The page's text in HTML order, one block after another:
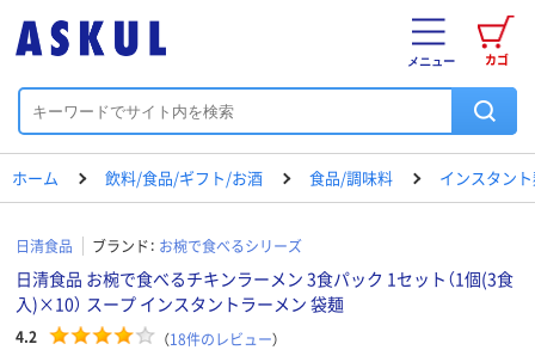
カゴ
メニュー
ホーム 飲料/食品/ギフト/お酒 食品/調味料 インスタン
日清食品 ブランド： お椀で食べるシリーズ
日清食品 お椀で食べるチキンラーメン 3食パック 1セット（1個(3食
入)×10） スープ インスタントラーメン 袋麺
4.2 （18件のレビュー）